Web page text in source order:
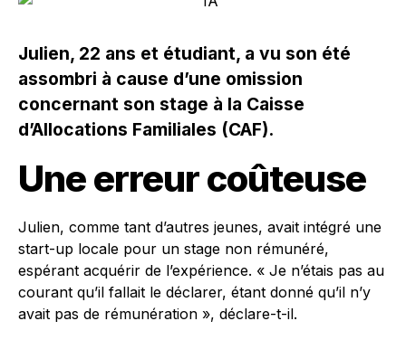
Julien, 22 ans et étudiant, a vu son été
assombri à cause d’une omission
concernant son stage à la Caisse
d’Allocations Familiales (CAF).
Une erreur coûteuse
Julien, comme tant d’autres jeunes, avait intégré une
start-up locale pour un stage non rémunéré,
espérant acquérir de l’expérience. « Je n’étais pas au
courant qu’il fallait le déclarer, étant donné qu’il n’y
avait pas de rémunération », déclare-t-il.